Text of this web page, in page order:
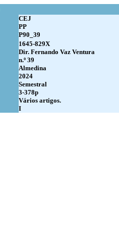
CEJ
PP
P90_39
1645-829X
Dir. Fernando Vaz Ventura
n.º 39
Almedina
2024
Semestral
3-378p
Vários artigos.
I